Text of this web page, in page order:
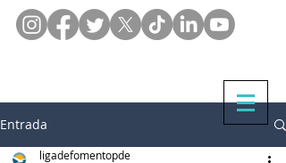
Entrada
ligadefomentopde